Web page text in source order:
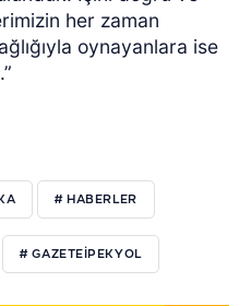
her zaman
oynayanlara ise
# HABERLER
# GAZETEİPEKYOL